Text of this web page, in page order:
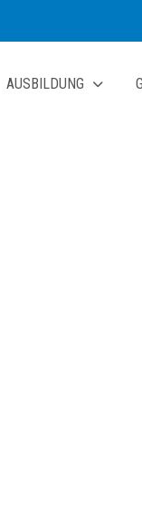
AUSBILDUNG